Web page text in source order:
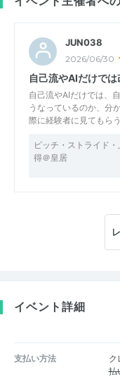
JUN038
2026/06/30
自己流やAIだけでは
自己流やAIだけでは、
うなっているのか、分
際に経験者に見てもら
ピッチ・ストライド
得＠皇居
イベント詳細
支払い方法 ク
払